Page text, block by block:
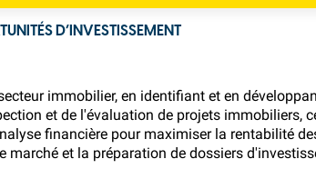
D’INVESTISSEMENT
immobilier, en identifiant et en
et de l'évaluation de projets immobiliers,
financière pour maximiser la rentabilité
et la préparation de dossiers